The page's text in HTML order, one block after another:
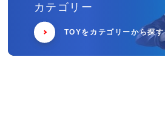
カテゴリー
TOYをカテゴリーから探す